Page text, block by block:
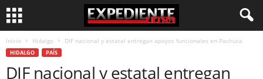
Inicio Hidalgo DIF nacional y estatal entregan apoyos funcionales en Pachuca
HIDALGO PAÍS
DIF nacional y estatal entregan